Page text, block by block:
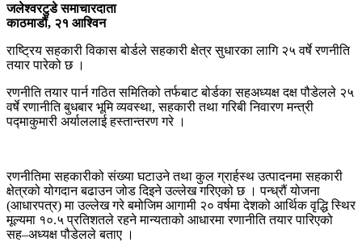
जलेश्वरटुडे समाचारदाता
काठमाडौं, २१ आश्विन
राष्ट्रिय सहकारी विकास बोर्डले सहकारी क्षेत्र सुधारका लागि २५ वर्षे रणनीति
तयार पारेको छ ।
रणनीति तयार पार्न गठित समितिको तर्फबाट बोर्डका सहअध्यक्ष दक्ष पौडेलले २५
वर्षे रणानीति बुधबार भूमि व्यवस्था, सहकारी तथा गरिबी निवारण मन्त्री
पद्माकुमारी अर्याललाई हस्तान्तरण गरे ।
रणनीतिमा सहकारीको संख्या घटाउने तथा कुल ग्रार्हस्थ उत्पादनमा सहकारी
क्षेत्रको योगदान बढाउन जोड दिइने उल्लेख गरिएको छ । पन्ध्रौं योजना
(आधारपत्र) मा उल्लेख गरे बमोजिम आगामी २० वर्षमा देशको आर्थिक वृद्धि स्थिर
मूल्यमा १०.५ प्रतिशतले रहने मान्यताको आधारमा रणानीति तयार पारिएको
सह–अध्यक्ष पौडेलले बताए ।